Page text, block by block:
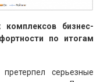
бизнес-
по итогам
серьезные